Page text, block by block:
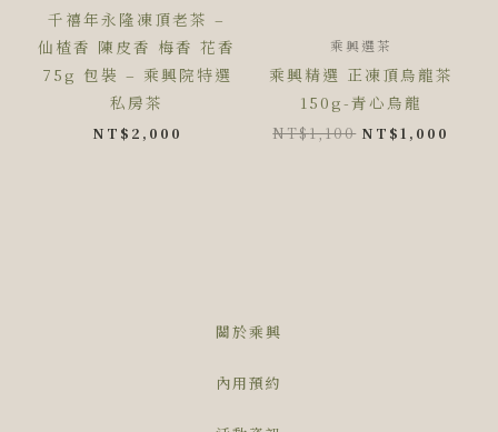
千禧年永隆凍頂老茶 –
仙楂香 陳皮香 梅香 花香
75g 包裝 – 乘興院特選
私房茶
NT$ 2,000
乘興選茶
乘興精選 正凍頂烏龍茶
150g-青心烏龍
NT$1,100 NT$1,000
關於乘興
內用預約